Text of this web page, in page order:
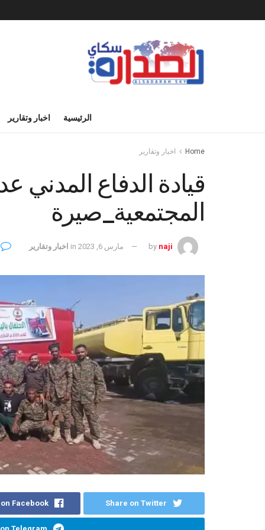
الرئيسية اخبار وتقارير
Home اخبار وتقارير
قيادة الدفاع المدني
المجتمعية_صيرة
by naji مارس 6, 2023 in اخبار وتقارير
Share on Twitter
Facebook